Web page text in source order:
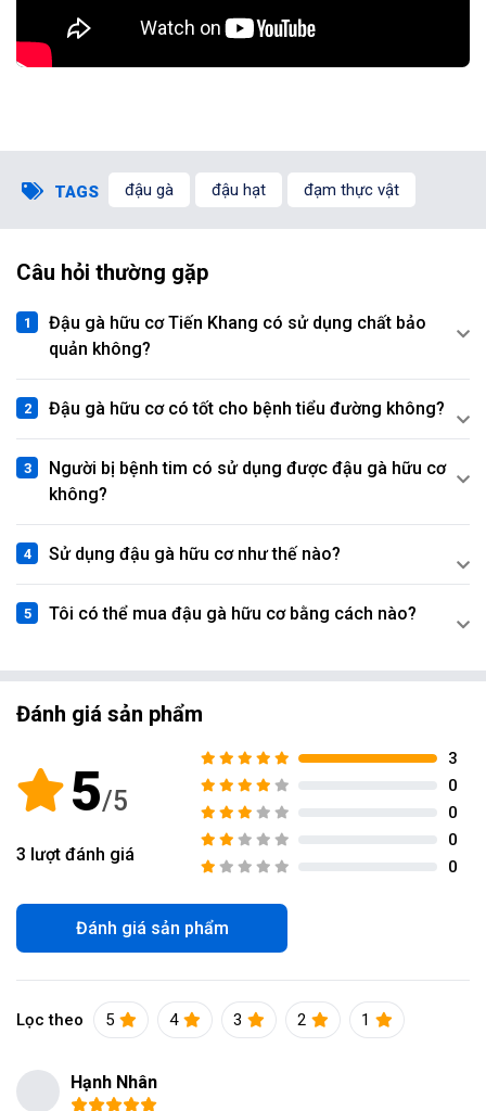
TAGS đậu gà đậu hạt đạm thực vật
Câu hỏi thường gặp
Đậu gà hữu cơ Tiến Khang có sử dụng chất bảo
quản không?
Đậu gà hữu cơ có tốt cho bệnh tiểu đường không?
Người bị bệnh tim có sử dụng được đậu gà hữu cơ
không?
Sử dụng đậu gà hữu cơ như thế nào?
Tôi có thể mua đậu gà hữu cơ bằng cách nào?
Đánh giá sản phẩm
5
3 lượt đánh giá
3
0
0
0
0
Đánh giá sản phẩm
Lọc theo 5 4 3 2 1
Hạnh Nhân